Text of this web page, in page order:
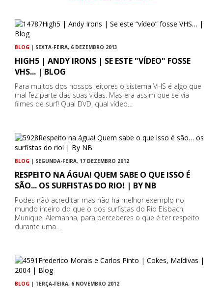
BLOG | SEXTA-FEIRA, 6 DEZEMBRO 2013
HIGH5 | ANDY IRONS | SE ESTE "VÍDEO" FOSSE
VHS... | BLOG
Para muitos dos nossos leitores o sistema VHS é algo que
mal fez parte das suas vidas. Mas era assim que se via
filmes de surf! Qual DVD, qual vídeo…
BLOG | SEGUNDA-FEIRA, 17 DEZEMBRO 2012
RESPEITO NA ÁGUA! QUEM SABE O QUE ISSO É
SÃO... OS SURFISTAS DO RIO! | BY NB
Podes não acreditar mas não há melhor exemplo no
mundo inteiro do que o dos surfistas do Rio Eisbach,
Munique, Alemanha, para perceberes o que é ter respeito
durante uma…
BLOG | TERÇA-FEIRA, 6 NOVEMBRO 2012